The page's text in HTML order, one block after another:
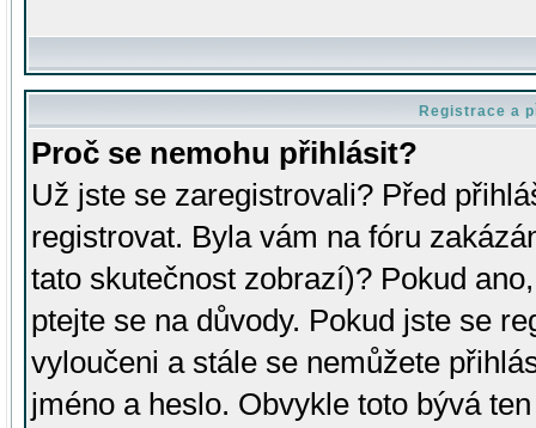
Registrace a
Proč se nemohu přihlásit?
Už jste se zaregistrovali? Před
registrovat. Byla vám na fóru
tato skutečnost zobrazí)? Pokud
ptejte se na důvody. Pokud jste se
vyloučeni a stále se nemůžete
jméno a heslo. Obvykle toto bývá